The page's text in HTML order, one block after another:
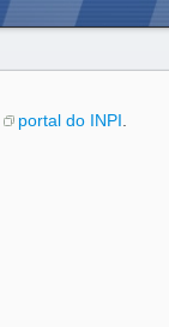
portal do INPI.